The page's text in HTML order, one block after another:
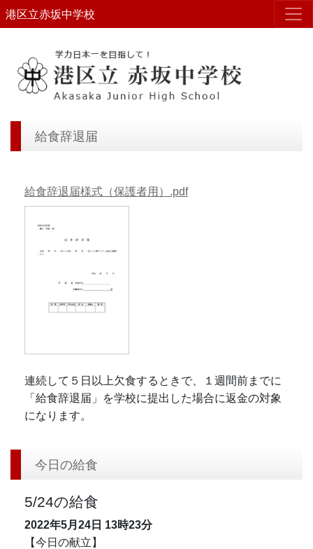
港区立赤坂中学校
給食辞退届
給食辞退届様式（保護者用）.pdf
連続して５日以上欠食するときで、１週間前までに
「給食辞退届」を学校に提出した場合に返金の対象
になります。
今日の給食
5/24の給食
2022年5月24日 13時23分
【今日の献立】